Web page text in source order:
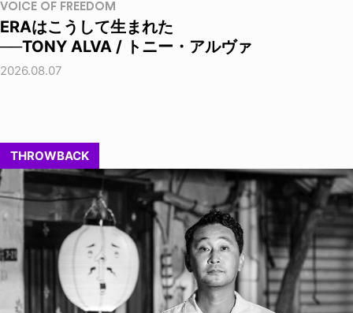
VOICE OF FREEDOM
ERAはこうして生まれた
──TONY ALVA / トニー・アルヴァ
2026.08.07
THROWBACK